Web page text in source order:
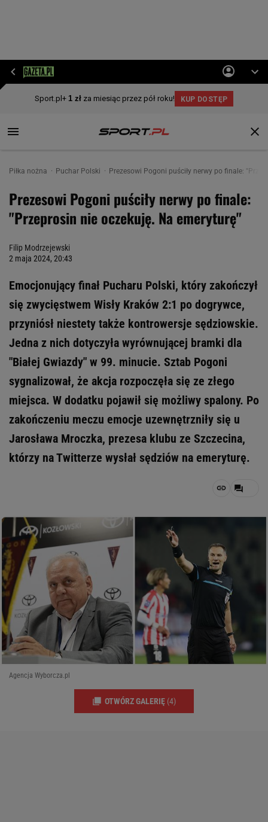
Piłka nożna Puchar Polski Prezesowi Pogoni puściły nerwy po finale:
Prezesowi Pogoni puściły nerwy po finale:
"Przeprosin nie oczekuję. Na emeryturę"
Filip Modrzejewski
2 maja 2024, 20:43
Emocjonujący finał Pucharu Polski, który zakończył
się zwycięstwem Wisły Kraków 2:1 po dogrywce,
przyniósł niestety także kontrowersje sędziowskie.
Jedna z nich dotyczyła wyrównującej bramki dla
"Białej Gwiazdy" w 99. minucie. Sztab Pogoni
sygnalizował, że akcja rozpoczęła się ze złego
miejsca. W dodatku pojawił się możliwy spalony. Po
zakończeniu meczu emocje uzewnętrzniły się u
Jarosława Mroczka, prezesa klubu ze Szczecina,
którzy na Twitterze wysłał sędziów na emeryturę.
Agencja Wyborcza.pl
OTWÓRZ GALERIĘ (4)